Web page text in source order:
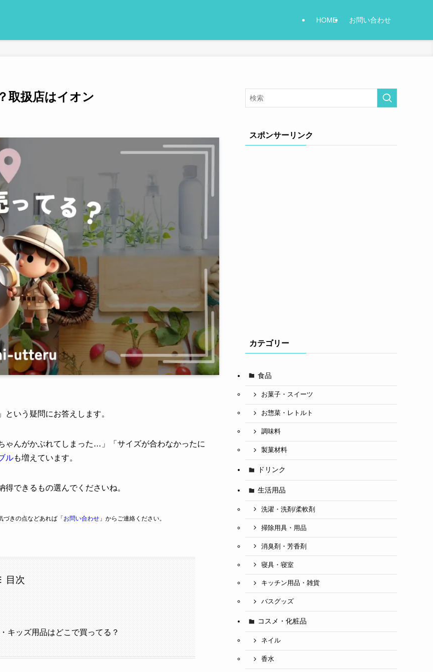
HOME お問い合わせ
取扱店はイオン
いう疑問にお答えします。
ゃんがかぶれてしまった…」「サイズが合わなかったに
ルも増えています。
できるもの選んでくださいね。
づきの点などあれば「 お問い合わせ 」からご連絡ください。
目次
キッズ用品はどこで買ってる？
スポンサーリンク
カテゴリー
食品
お菓子・スイーツ
お惣菜・レトルト
調味料
製菓材料
ドリンク
生活用品
洗濯・洗剤/柔軟剤
掃除用具・用品
消臭剤・芳香剤
寝具・寝室
キッチン用品・雑貨
バスグッズ
コスメ・化粧品
ネイル
香水